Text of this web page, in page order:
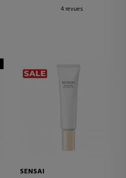
4 revues
SENSAI